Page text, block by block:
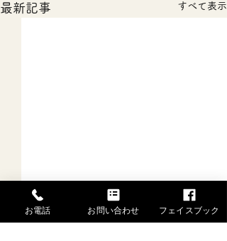
最新記事 すべて表示
お電話 お問い合わせ フェイスブック